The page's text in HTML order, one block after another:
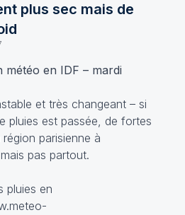
plus sec mais de
météo en IDF – mardi
et très changeant – si
pluies est passée, de fortes
parisienne à
pas partout.
pluies en